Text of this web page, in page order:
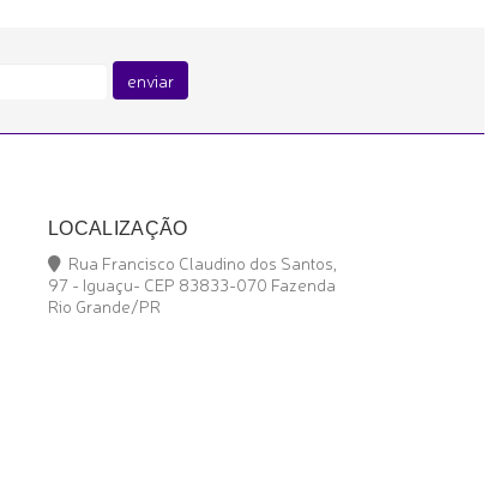
enviar
LOCALIZAÇÃO
Rua Francisco Claudino dos Santos,
97 - Iguaçu- CEP 83833-070 Fazenda
Rio Grande/PR